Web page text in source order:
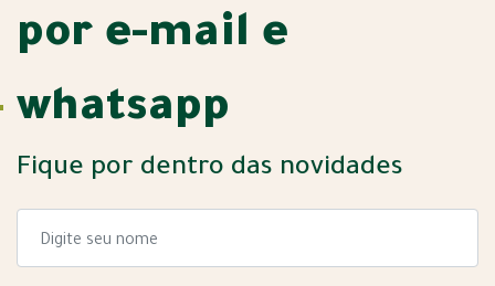
por e-mail e
whatsapp
Fique por dentro das novidades